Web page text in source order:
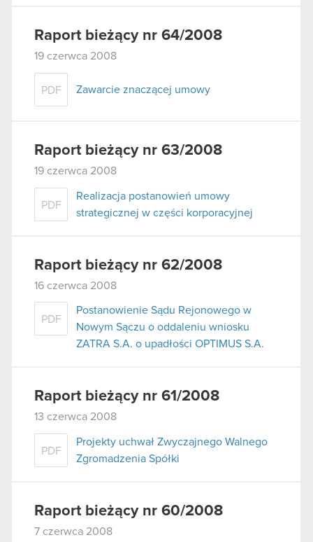
Raport bieżący nr 64/2008
19 czerwca 2008
PDF Zawarcie znaczącej umowy
Raport bieżący nr 63/2008
19 czerwca 2008
PDF
Realizacja postanowień umowy
strategicznej w części korporacyjnej
Raport bieżący nr 62/2008
16 czerwca 2008
PDF
Postanowienie Sądu Rejonowego w
Nowym Sączu o oddaleniu wniosku
ZATRA S.A. o upadłości OPTIMUS S.A.
Raport bieżący nr 61/2008
13 czerwca 2008
PDF
Projekty uchwał Zwyczajnego Walnego
Zgromadzenia Spółki
Raport bieżący nr 60/2008
7 czerwca 2008